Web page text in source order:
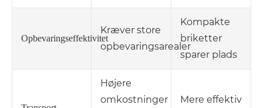
Opbevaringseffektivitet
Kræver store
opbevaringsarealer
Kompakte
briketter
sparer plads
Højere
omkostninger
Mere effektiv